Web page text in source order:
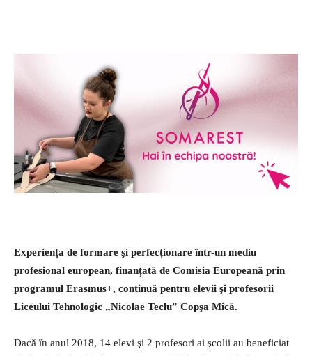
Experiența de formare şi perfecționare într-un mediu
profesional european, finanțată de Comisia Europeană prin
programul Erasmus+, continuă pentru elevii şi profesorii
Liceului Tehnologic „Nicolae Teclu” Copşa Mică.
Dacă în anul 2018, 14 elevi şi 2 profesori ai şcolii au beneficiat